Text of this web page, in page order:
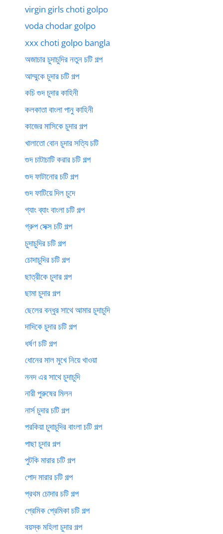
virgin girls choti golpo
voda chodar golpo
xxx choti golpo bangla
অজাচার চুদাচুদির নতুন চটি গল্প
আম্মুকে চুদার চটি গল্প
কচি গুদ চুদার কাহিনী
কলকাতা বাংলা পানু কাহিনী
কাজের মাসিকে চুদার গল্প
খালাতো বোন চুদার সত্যি চটি
গুদ চাটাচাটি করার চটি গল্প
গুদ ফাটানোর চটি গল্প
গুদ ফাটিয়ে দিল চুদে
গ্যাং ব্যাং বাংলা চটি গল্প
গ্রুপ সেক্স চটি গল্প
চুদাচুদির চটি গল্প
চোদাচুদির চটি গল্প
ছাত্রীকে চুদার গল্প
ছামা চুদার গল্প
ছেলের বন্ধুর সাথে আমার চুদাচুদি
দাদিকে চুদার চটি গল্প
ধর্ষণ চটি গল্প
ধোনের মাল মুখে নিয়ে খাওয়া
ননদ এর সাথে চুদাচুদি
নারী পুরুষের মিলন
নার্স চুদার চটি গল্প
পরকিয়া চুদাচুদির বাংলা চটি গল্প
পাছা চুদার গল্প
পুটকি মারার চটি গল্প
পোদ মারার চটি গল্প
প্রথম চোদার চটি গল্প
প্রেমিক প্রেমিকা চটি গল্প
বয়স্ক মহিলা চুদার গল্প